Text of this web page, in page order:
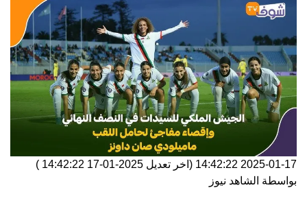
2025-01-17 14:42:22 (اخر تعديل 2025-01-17 14:42:22
)
بواسطة الشاهد نيوز